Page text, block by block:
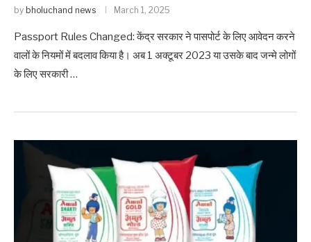
by bholuchand news March 1, 2025
Passport Rules Changed: केंद्र सरकार ने पासपोर्ट के लिए आवेदन करने
वालों के नियमों में बदलाव किया है। अब 1 अक्टूबर 2023 या उसके बाद जन्मे लोगों
के लिए सरकारी …